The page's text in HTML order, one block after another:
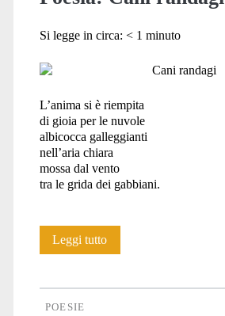
<span>cani
randagi</span>
Si legge in circa: < 1 minuto
L’anima si è riempita
di gioia per le nuvole
albicocca galleggianti
nell’aria chiara
mossa dal vento
tra le grida dei gabbiani.
Leggi tuttoPoesia:
POESIE